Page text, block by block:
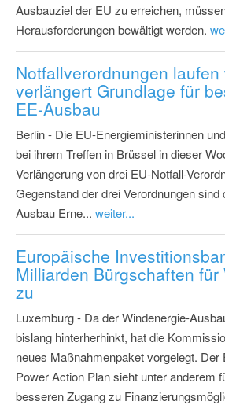
Ausbauziel der EU zu erreichen,
Herausforderungen bewältigt werden.
Notfallverordnungen laufen
verlängert Grundlage für
EE-Ausbau
Berlin - Die EU-Energieministerinnen
bei ihrem Treffen in Brüssel in dieser
Verlängerung von drei EU-Notfall-
Gegenstand der drei Verordnungen sind
Ausbau Erne... weiter...
Europäische
Milliarden Bürgschaften für
zu
Luxemburg - Da der Windenergie-
bislang hinterherhinkt, hat die
neues Maßnahmenpaket vorgelegt. Der
Power Action Plan sieht unter anderem
besseren Zugang zu